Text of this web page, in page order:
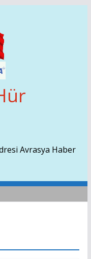
Avrasya Haber